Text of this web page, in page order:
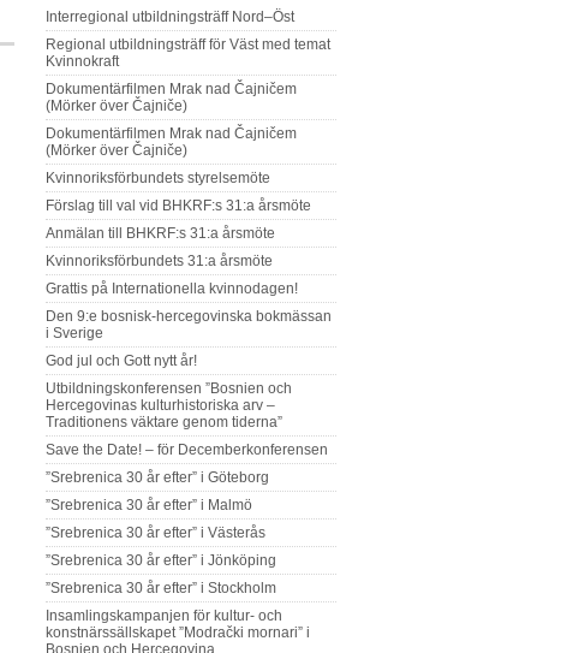
Interregional utbildningsträff Nord–Öst
Regional utbildningsträff för Väst med temat
Kvinnokraft
Dokumentärfilmen Mrak nad Čajničem
(Mörker över Čajniče)
Dokumentärfilmen Mrak nad Čajničem
(Mörker över Čajniče)
Kvinnoriksförbundets styrelsemöte
Förslag till val vid BHKRF:s 31:a årsmöte
Anmälan till BHKRF:s 31:a årsmöte
Kvinnoriksförbundets 31:a årsmöte
Grattis på Internationella kvinnodagen!
Den 9:e bosnisk-hercegovinska bokmässan
i Sverige
God jul och Gott nytt år!
Utbildningskonferensen ”Bosnien och
Hercegovinas kulturhistoriska arv –
Traditionens väktare genom tiderna”
Save the Date! – för Decemberkonferensen
”Srebrenica 30 år efter” i Göteborg
”Srebrenica 30 år efter” i Malmö
”Srebrenica 30 år efter” i Västerås
”Srebrenica 30 år efter” i Jönköping
”Srebrenica 30 år efter” i Stockholm
Insamlingskampanjen för kultur- och
konstnärssällskapet ”Modrački mornari” i
Bosnien och Hercegovina